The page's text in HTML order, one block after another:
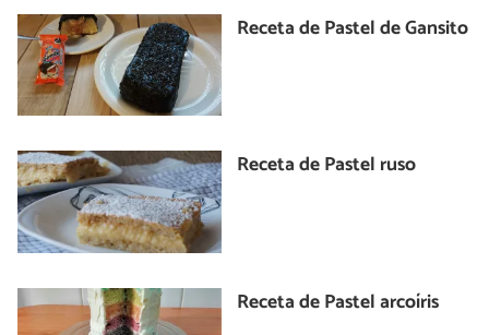
Receta de Pastel de Gansito
Receta de Pastel ruso
Receta de Pastel arcoíris